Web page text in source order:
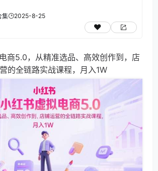
集 2025-8-25
商5.0，从精准选品、高效创作到，店
的全链路实战课程，月入1W